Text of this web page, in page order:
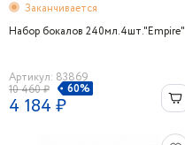
Заканчивается
Набор бокалов 240мл.4шт."Empire"
Артикул: 83869
10 460 ₽
60%
4 184 ₽